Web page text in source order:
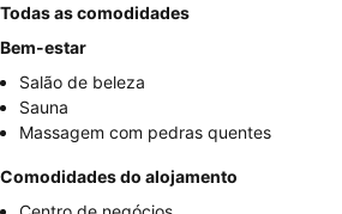
Todas as comodidades
Bem-estar
Salão de beleza
Sauna
Massagem com pedras quentes
Comodidades do alojamento